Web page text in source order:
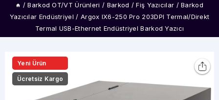
/ Barkod OT/VT Ürünleri / Barkod / Fiş Yazıcılar / Barkod
Yazıcılar Endüstriyel / Argox IX6-250 Pro 203DPI Termal/Direkt
Termal USB-Ethernet Endüstriyel Barkod Yazıcı
Yeni Ürün
Ücretsiz Kargo